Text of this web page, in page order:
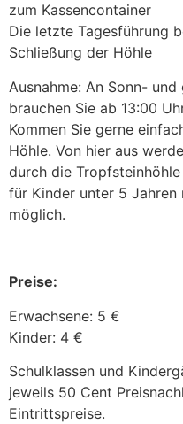
zum Kassencontainer
Die letzte Tagesführung
Schließung der Höhle
Ausnahme: An Sonn-
brauchen Sie ab 13:00
Kommen Sie gerne
Höhle. Von hier aus
durch die
für Kinder unter 5
möglich.
Preise:
Erwachsene: 5 €
Kinder: 4 €
Schulklassen und
jeweils 50 Cent
Eintrittspreise.